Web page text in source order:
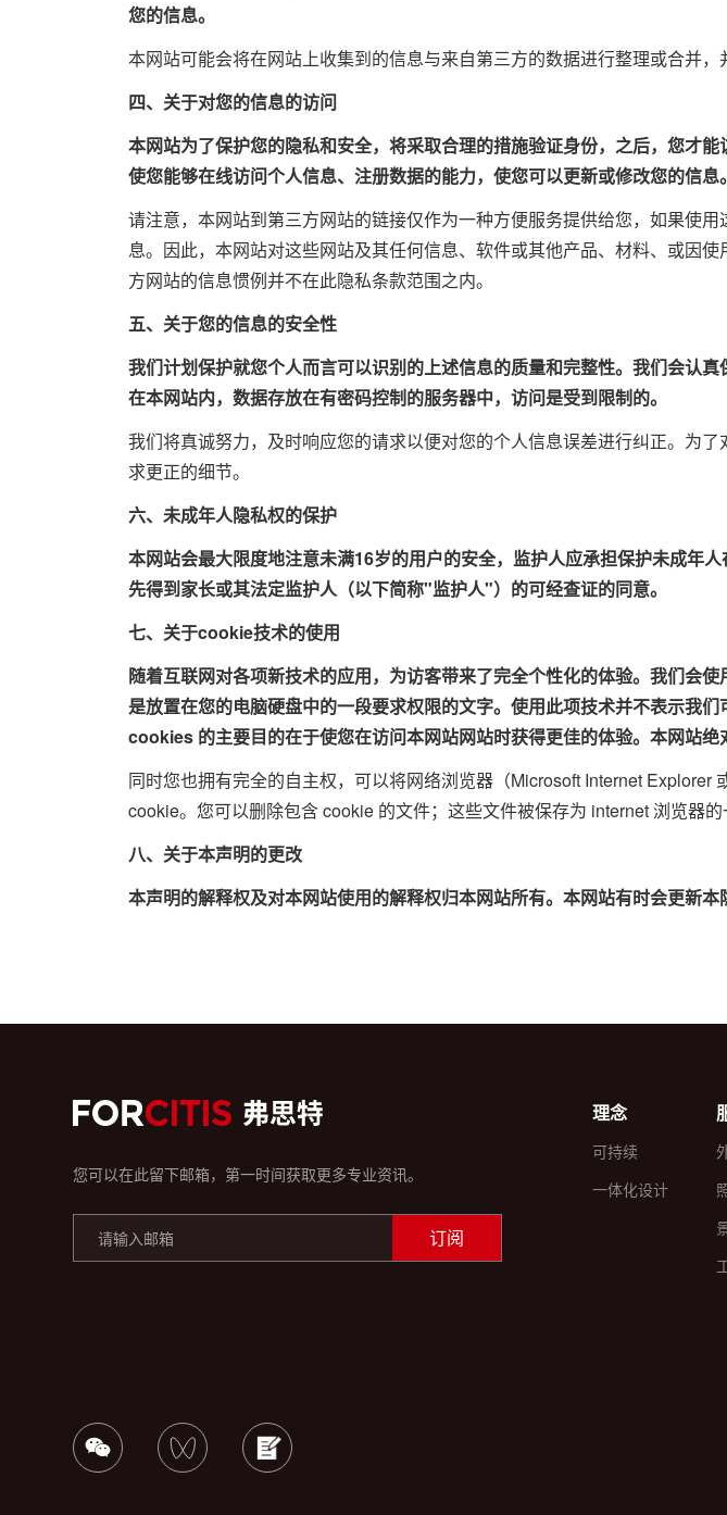
您的信息。
本网站可能会将在网站上收集到的信息与来自第三方的数据进行整理或合并，
四、关于对您的信息的访问
本网站为了保护您的隐私和安全，将采取合理的措施验证身份，之后，您才
使您能够在线访问个人信息、注册数据的能力，使您可以更新或修改您的信息。
请注意，本网站到第三方网站的链接仅作为一种方便服务提供给您，如果使
息。因此，本网站对这些网站及其任何信息、软件或其他产品、材料、或因
方网站的信息惯例并不在此隐私条款范围之内。
五、关于您的信息的安全性
我们计划保护就您个人而言可以识别的上述信息的质量和完整性。我们会认
在本网站内，数据存放在有密码控制的服务器中，访问是受到限制的。
我们将真诚努力，及时响应您的请求以便对您的个人信息误差进行纠正。为
求更正的细节。
六、未成年人隐私权的保护
本网站会最大限度地注意未满16岁的用户的安全，监护人应承担保护未成年
先得到家长或其法定监护人（以下简称"监护人"）的可经查证的同意。
七、关于cookie技术的使用
随着互联网对各项新技术的应用，为访客带来了完全个性化的体验。我们会
是放置在您的电脑硬盘中的一段要求权限的文字。使用此项技术并不表示我
cookies 的主要目的在于使您在访问本网站网站时获得更佳的体验。本网站绝
同时您也拥有完全的自主权，可以将网络浏览器（Microsoft Internet
cookie。您可以删除包含 cookie 的文件；这些文件被保存为 internet 浏览器的
八、关于本声明的更改
本声明的解释权及对本网站使用的解释权归本网站所有。本网站有时会更新
您可以在此留下邮箱，第一时间获取更多专业资讯。
订阅
理念
可持续
一体化设计